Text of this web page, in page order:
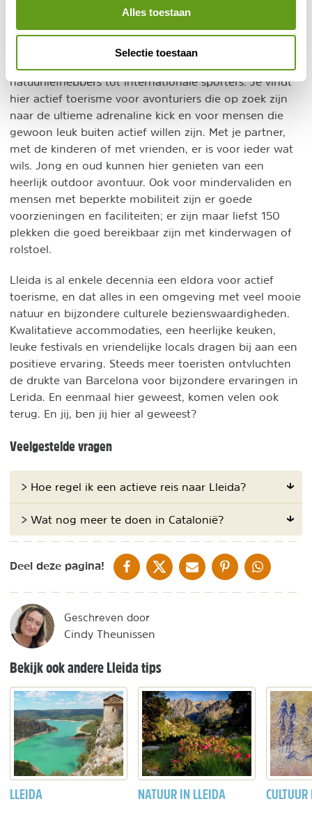
Alles toestaan
Selectie toestaan
natuurliefhebbers tot internationale sporters. Je vindt
hier actief toerisme voor avonturiers die op zoek zijn
naar de ultieme adrenaline kick en voor mensen die
gewoon leuk buiten actief willen zijn. Met je partner,
met de kinderen of met vrienden, er is voor ieder wat
wils. Jong en oud kunnen hier genieten van een
heerlijk outdoor avontuur. Ook voor mindervaliden en
mensen met beperkte mobiliteit zijn er goede
voorzieningen en faciliteiten; er zijn maar liefst 150
plekken die goed bereikbaar zijn met kinderwagen of
rolstoel.
Lleida is al enkele decennia een eldora voor actief
toerisme, en dat alles in een omgeving met veel mooie
natuur en bijzondere culturele bezienswaardigheden.
Kwalitatieve accommodaties, een heerlijke keuken,
leuke festivals en vriendelijke locals dragen bij aan een
positieve ervaring. Steeds meer toeristen ontvluchten
de drukte van Barcelona voor bijzondere ervaringen in
Lerida. En eenmaal hier geweest, komen velen ook
terug. En jij, ben jij hier al geweest?
Veelgestelde vragen
> Hoe regel ik een actieve reis naar Lleida?
> Wat nog meer te doen in Catalonië?
Deel deze pagina! DELEN OP FACEBOOK
DELEN OP XDELEN VIA DE MAIL
DELEN OP PINTEREST
DELEN OP
Geschreven door
Cindy Theunissen
Bekijk ook andere Lleida tips
LLEIDA NATUUR IN LLEIDA